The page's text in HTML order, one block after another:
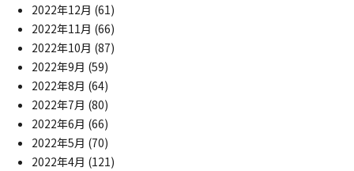
2022年12月 (61)
2022年11月 (66)
2022年10月 (87)
2022年9月 (59)
2022年8月 (64)
2022年7月 (80)
2022年6月 (66)
2022年5月 (70)
2022年4月 (121)